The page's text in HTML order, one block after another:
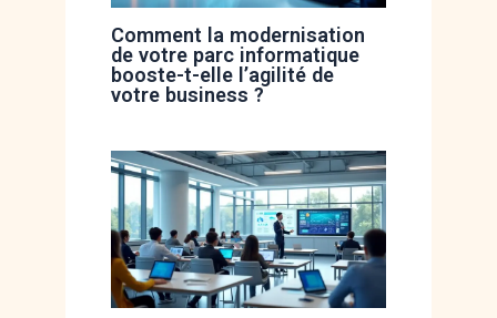
Comment la modernisation
de votre parc informatique
booste-t-elle l’agilité de
votre business ?